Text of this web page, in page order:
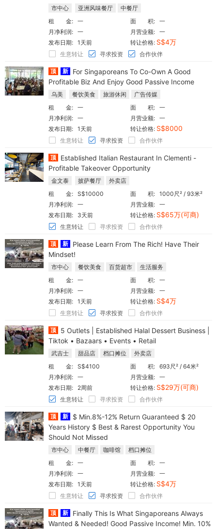
市中心 亚洲风味餐厅
中餐厅
面 积: 一
租 金: 一
月营业额: 一
月净利润: 一
转让价格: S$4万
发布日期: 1天前
生意转让
寻求投资 合作伙伴
顶 新
For Singaporeans To Co-Own A Good
Profitable Biz And Enjoy Good Passive Income
乌美 餐饮美食 旅游休闲
广告传媒
面 积: 一
租 金: 一
月营业额: 一
月净利润: 一
转让价格: S$8000
发布日期: 1天前
生意转让
寻求投资 合作伙伴
顶
Established Italian Restaurant In Clementi -
Profitable Takeover Opportunity
金文泰 披萨餐厅
外卖店
面 积: 1000尺² / 93米²
租 金: S$10000
月营业额: 一
月净利润: 一
转让价格: S$65万(可商)
发布日期:
3天前
生意转让
寻求投资 合作伙伴
顶 新
Please Learn From The Rich! Have Their
Mindset!
市中心 餐饮美食 百货超市
生活服务
面 积: 一
租 金: 一
月营业额: 一
月净利润: 一
转让价格: S$4万
发布日期: 1天前
生意转让
寻求投资 合作伙伴
顶
5 Outlets | Established Halal Dessert Business |
Tiktok • Bazaars • Events • Retail
武吉士 甜品店 档口摊位
外卖店
面 积: 693尺² / 64米²
租 金: S$4100
月营业额: 一
月净利润: 一
转让价格: S$29万(可商)
发布日期:
2周前
生意转让
寻求投资 合作伙伴
顶 新
$ Min.8%-12% Return Guaranteed $ 20
Years History $ Best & Rarest Opportunity You
Should Not Missed
市中心 中餐厅 咖啡馆
档口摊位
面 积: 一
租 金: 一
月营业额: 一
月净利润: 一
转让价格: S$4万
发布日期: 1天前
生意转让
寻求投资 合作伙伴
顶 新
Finally This Is What Singaporeans Always
Wanted & Needed! Good Passive Income! Min. 10%